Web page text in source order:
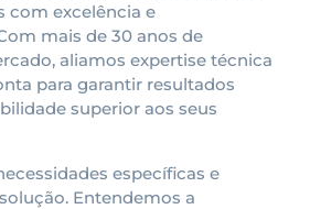
com excelência e
mais de 30 anos de
aliamos expertise técnica
para garantir resultados
superior aos seus
específicas e
Entendemos a